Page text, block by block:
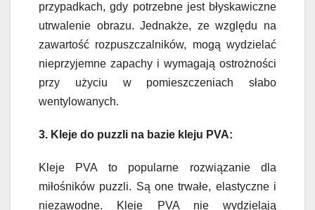
przypadkach, gdy potrzebne jest błyskawiczne
utrwalenie obrazu. Jednakże, ze względu na
zawartość rozpuszczalników, mogą wydzielać
nieprzyjemne zapachy i wymagają ostrożności
przy użyciu w pomieszczeniach słabo
wentylowanych.
3. Kleje do puzzli na bazie kleju PVA:
Kleje PVA to popularne rozwiązanie dla
miłośników puzzli. Są one trwałe, elastyczne i
niezawodne. Kleje PVA nie wydzielają